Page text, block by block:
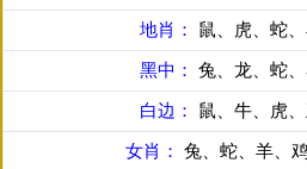
地肖： 鼠、虎、蛇
黑中： 兔、龙、蛇
白边： 鼠、牛、虎
女肖： 兔、蛇、羊、